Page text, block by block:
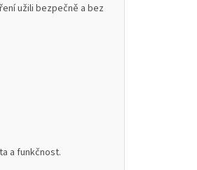
užili bezpečně a bez
a funkčnost.